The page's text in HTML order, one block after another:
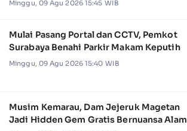
Minggu, 09 Agu 2026 15:45 WIB
Mulai Pasang Portal dan CCTV, Pemkot
Surabaya Benahi Parkir Makam Keputih
Minggu, 09 Agu 2026 15:40 WIB
Musim Kemarau, Dam Jejeruk Magetan
Jadi Hidden Gem Gratis Bernuansa Alam